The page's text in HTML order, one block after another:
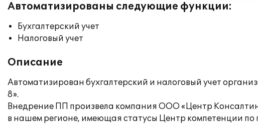
Автоматизированы следующие функции:
Бухгалтерский учет
Налоговый учет
Описание
Автоматизирован бухгалтерский и налоговый учет
8».
Внедрение ПП произвела компания ООО «Центр
в нашем регионе, имеющая статусы Центр компетенции